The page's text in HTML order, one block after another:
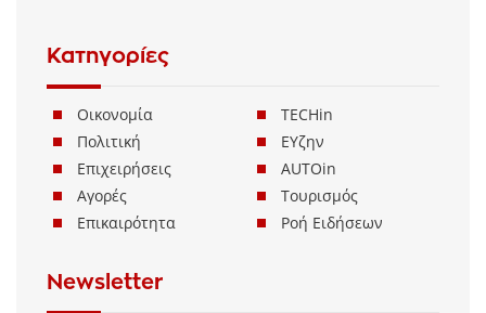
Κατηγορίες
Οικονομία
Πολιτική
Επιχειρήσεις
Αγορές
Επικαιρότητα
TECHin
ΕΥζην
AUTOin
Τουρισμός
Ροή Ειδήσεων
Newsletter